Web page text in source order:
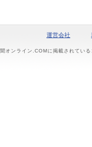
運営会社
オンライン.COMに掲載されてい